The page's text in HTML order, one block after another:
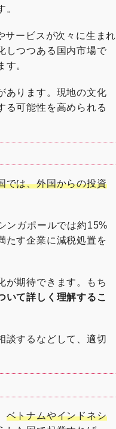
。
サービスが次々に生まれ
しつつある国内市場で
す。
あります。現地の文化
る可能性を高められる
では、外国からの投資
ンガポールでは約15%
たす企業に減税処置を
が期待できます。もち
いて詳しく理解するこ
談するなどして、適切
ベトナムやインドネシ